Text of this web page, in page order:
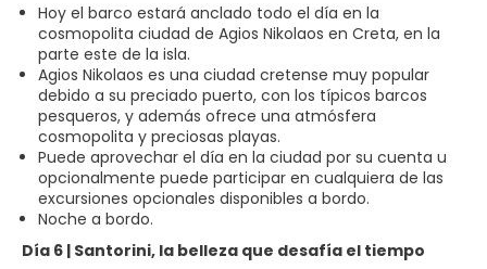
Hoy el barco estará anclado todo el día en la
cosmopolita ciudad de Agios Nikolaos en Creta, en la
parte este de la isla.
Agios Nikolaos es una ciudad cretense muy popular
debido a su preciado puerto, con los típicos barcos
pesqueros, y además ofrece una atmósfera
cosmopolita y preciosas playas.
Puede aprovechar el día en la ciudad por su cuenta u
opcionalmente puede participar en cualquiera de las
excursiones opcionales disponibles a bordo.
Noche a bordo.
Día 6 | Santorini, la belleza que desafía el tiempo